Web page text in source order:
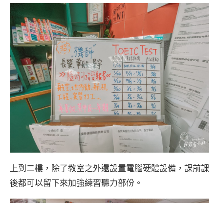
上到二樓，除了教室之外還設置電腦硬體設備，課前課
後都可以留下來加強練習聽力部份。